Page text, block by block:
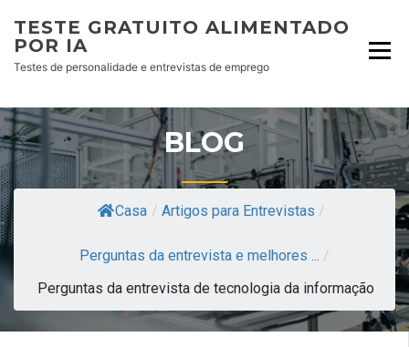
TESTE GRATUITO ALIMENTADO
POR IA
Testes de personalidade e entrevistas de emprego
BLOG
Casa / Artigos para Entrevistas /
Perguntas da entrevista e melhores ... /
Perguntas da entrevista de tecnologia da informação